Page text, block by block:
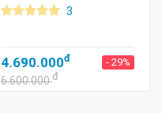
3
4.690.000đ - 29%
6.600.000đ